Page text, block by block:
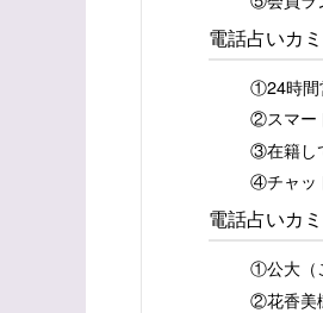
電話占いカ
①24時間
②スマー
③在籍し
④チャッ
電話占いカ
①公大（
②花香美